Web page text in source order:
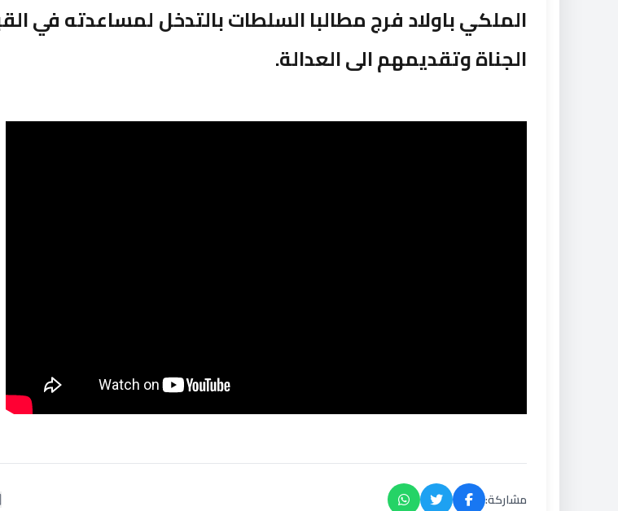
الملكي باولاد فرج مطالبا السلطات بالتدخل لمساعدته في
الجناة وتقديمهم الى العدالة.
مشاركة: